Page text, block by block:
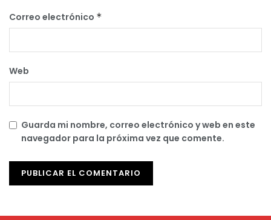
Correo electrónico *
Web
Guarda mi nombre, correo electrónico y web en este
navegador para la próxima vez que comente.